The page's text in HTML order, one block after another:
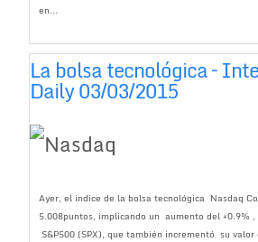
en...
La bolsa tecnológica –
Daily 03/03/2015
Ayer, el indice de la bolsa tecnológica Nasdaq
5.008puntos, implicando un aumento del +0.9%
S&P500 (SPX), que también incrementó su valor